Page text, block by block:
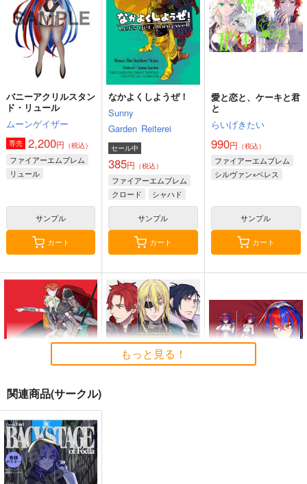
バニーアクリルスタン
ド・リュール
ムーンゲイザー
専売 2,200円 （税込）
ファイアーエムブレム
リュール
サンプル
カート
なかよくしようぜ！
Sunny
Garden Reiterei
セール中
385円 （税込）
ファイアーエムブレム
クロード
シャハド
サンプル
カート
愛と恋と、ケーキと君
と
らいげきたい
990円 （税込）
ファイアーエムブレム
シルヴァン×ベレス
サンプル
カート
青のコントレイル
らいげきたい
1,485円（税込）
ファイアーエムブレム
もっと見る！
関連商品(サークル)